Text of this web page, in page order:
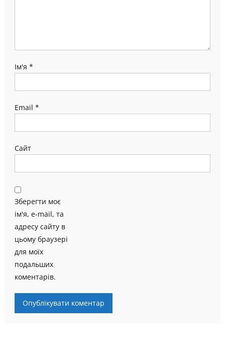
Ім'я *
Email *
Сайт
Зберегти моє
ім'я, e-mail, та
адресу сайту в
цьому браузері
для моїх
подальших
коментарів.